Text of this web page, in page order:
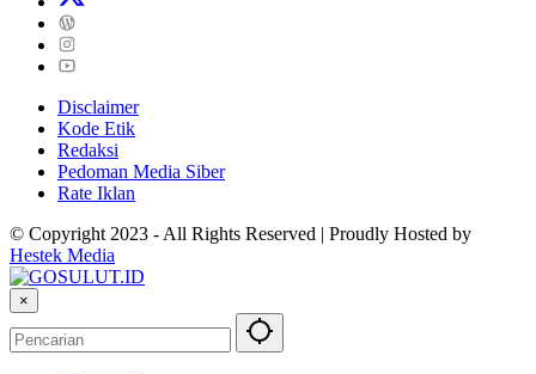
Disclaimer
Kode Etik
Redaksi
Pedoman Media Siber
Rate Iklan
© Copyright 2023 - All Rights Reserved | Proudly Hosted by
Hestek Media
×